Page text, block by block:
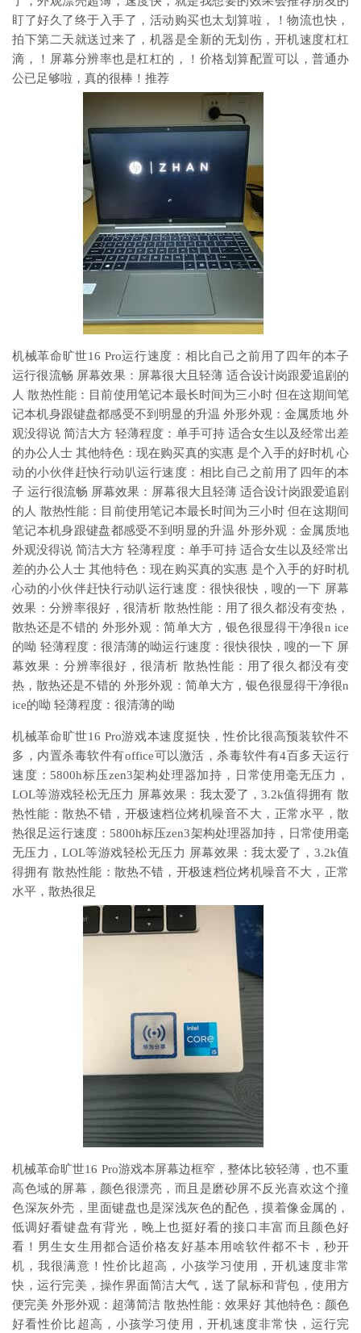
盯了好久了终于入手了，活动购买也太划算啦，！物流也快，
拍下第二天就送过来了，机器是全新的无划伤，开机速度杠杠
滴，！屏幕分辨率也是杠杠的，！价格划算配置可以，普通办
公已足够啦，真的很棒！推荐
机械革命旷世16 Pro运行速度：相比自己之前用了四年的本子
运行很流畅 屏幕效果：屏幕很大且轻薄 适合设计岗跟爱追剧的
人 散热性能：目前使用笔记本最长时间为三小时 但在这期间笔
记本机身跟键盘都感受不到明显的升温 外形外观：金属质地 外
观没得说 简洁大方 轻薄程度：单手可持 适合女生以及经常出差
的办公人士 其他特色：现在购买真的实惠 是个入手的好时机 心
动的小伙伴赶快行动叭运行速度：相比自己之前用了四年的本
子 运行很流畅 屏幕效果：屏幕很大且轻薄 适合设计岗跟爱追剧
的人 散热性能：目前使用笔记本最长时间为三小时 但在这期间
笔记本机身跟键盘都感受不到明显的升温 外形外观：金属质地
外观没得说 简洁大方 轻薄程度：单手可持 适合女生以及经常出
差的办公人士 其他特色：现在购买真的实惠 是个入手的好时机
心动的小伙伴赶快行动叭运行速度：很快很快，嗖的一下 屏幕
效果：分辨率很好，很清析 散热性能：用了很久都没有变热，
散热还是不错的 外形外观：简单大方，银色很显得干净很n ice
的呦 轻薄程度：很清薄的呦运行速度：很快很快，嗖的一下 屏
幕效果：分辨率很好，很清析 散热性能：用了很久都没有变
热，散热还是不错的 外形外观：简单大方，银色很显得干净很n
ice的呦 轻薄程度：很清薄的呦
机械革命旷世16 Pro游戏本速度挺快，性价比很高预装软件不
多，内置杀毒软件有office可以激活，杀毒软件有4百多天运行
速度：5800h标压zen3架构处理器加持，日常使用毫无压力，
LOL等游戏轻松无压力 屏幕效果：我太爱了，3.2k值得拥有 散
热性能：散热不错，开极速档位烤机噪音不大，正常水平，散
热很足运行速度：5800h标压zen3架构处理器加持，日常使用毫
无压力，LOL等游戏轻松无压力 屏幕效果：我太爱了，3.2k值
得拥有 散热性能：散热不错，开极速档位烤机噪音不大，正常
水平，散热很足
机械革命旷世16 Pro游戏本屏幕边框窄，整体比较轻薄，也不重
高色域的屏幕，颜色很漂亮，而且是磨砂屏不反光喜欢这个撞
色深灰外壳，里面键盘也是深浅灰色的配色，摸着像金属的，
低调好看键盘有背光，晚上也挺好看的接口丰富而且颜色好
看！男生女生用都合适价格友好基本用啥软件都不卡，秒开
机，我很满意！性价比超高，小孩学习使用，开机速度非常
快，运行完美，操作界面简洁大气，送了鼠标和背包，使用方
便完美 外形外观：超薄简洁 散热性能：效果好 其他特色：颜色
好看性价比超高，小孩学习使用，开机速度非常快，运行完